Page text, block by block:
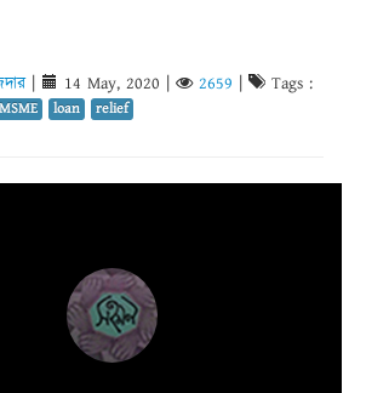
| 14 May, 2020 2659 Tags :
MSME loan relief